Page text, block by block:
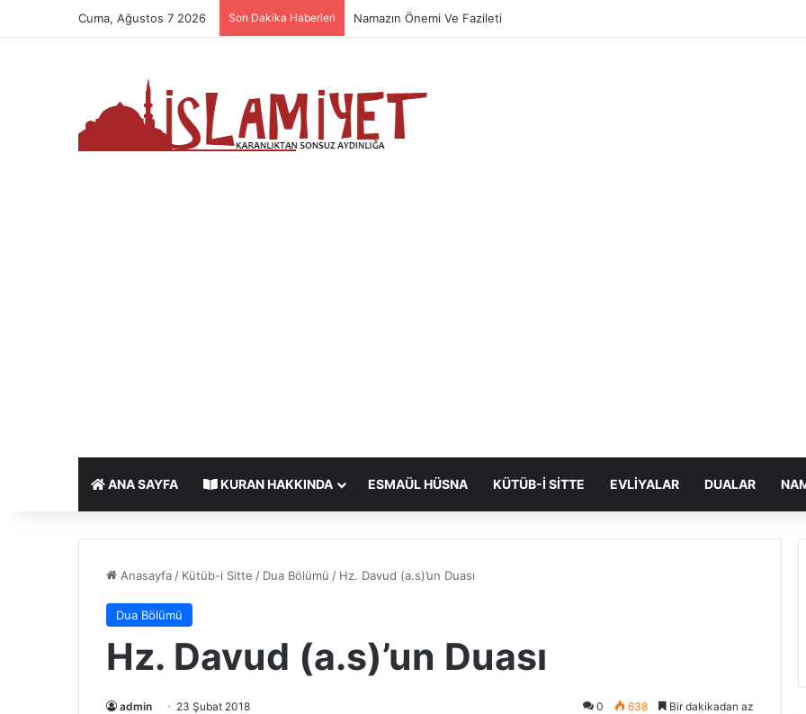
Cuma, Ağustos 7 2026 Son Dakika Haberleri Namazın Önemi Ve Fazileti
ANA SAYFA KURAN HAKKINDA ESMAÜL HÜSNA KÜTÜB-I SITTE EVLIYALAR DUALAR
Anasayfa / Kütüb-i Sitte / Dua Bölümü / Hz. Davud (a.s)’un Duası
Dua Bölümü
Hz. Davud (a.s)’un Duası
admin 23 Şubat 2018 0 638 Bir dakikadan az